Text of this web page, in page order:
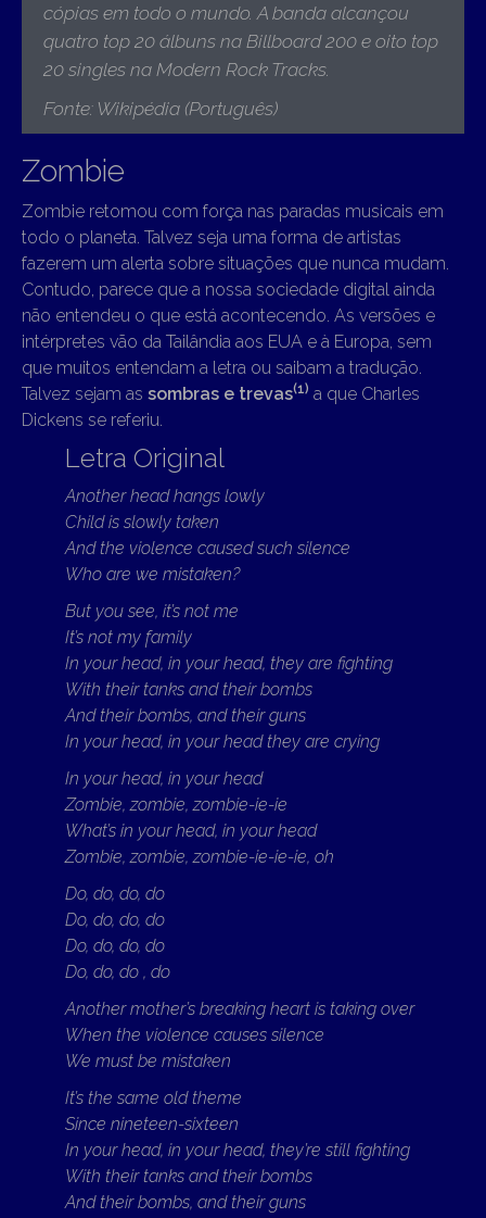
cópias em todo o mundo. A banda alcançou
quatro top 20 álbuns na Billboard 200 e oito top
20 singles na Modern Rock Tracks
Fonte: Wikipédia (Português)
Zombie
Zombie retomou com força nas paradas musicais em
todo o planeta. Talvez seja uma forma de artistas
fazerem um alerta sobre situações que nunca mudam.
Contudo, parece que a nossa sociedade digital ainda
não entendeu o que está acontecendo. As versões e
intérpretes vão da Tailândia aos EUA e à Europa, sem
que muitos entendam a letra ou saibam a tradução.
Talvez sejam as sombras e trevas(1) a que Charles
Dickens se referiu.
Letra Original
Another head hangs lowly
Child is slowly taken
And the violence caused such silence
Who are we mistaken?
But you see, it’s not me
It’s not my family
In your head, in your head, they are fighting
With their tanks and their bombs
And their bombs, and their guns
In your head, in your head they are crying
In your head, in your head
Zombie, zombie, zombie-ie-ie
What’s in your head, in your head
Zombie, zombie, zombie-ie-ie-ie, oh
Do, do, do, do
Do, do, do, do
Do, do, do, do
Do, do, do , do
Another mother’s breaking heart is taking over
When the violence causes silence
We must be mistaken
It’s the same old theme
Since nineteen-sixteen
In your head, in your head, they’re still fighting
With their tanks and their bombs
And their bombs, and their guns